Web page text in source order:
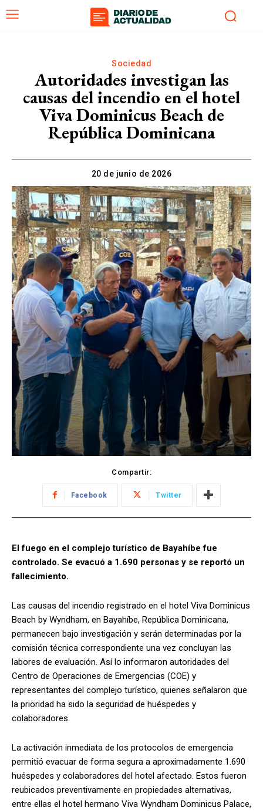
Sociedad
Autoridades investigan las
causas del incendio en el hotel
Viva Dominicus Beach de
República Dominicana
20 de junio de 2026
Compartir:
Facebook Twitter
El fuego en el complejo turístico de Bayahíbe fue
controlado. Se evacuó a 1.690 personas y se reportó un
fallecimiento.
Las causas del incendio registrado en el hotel Viva Dominicus
Beach by Wyndham, en Bayahíbe, República Dominicana,
permanecen bajo investigación y serán determinadas por la
comisión técnica correspondiente una vez concluyan las
labores de evaluación. Así lo informaron autoridades del
Centro de Operaciones de Emergencias (COE) y
representantes del complejo turístico, quienes señalaron que
la prioridad ha sido la seguridad de huéspedes y
colaboradores.
La activación inmediata de los protocolos de emergencia
permitió evacuar de forma segura a aproximadamente 1.690
huéspedes y colaboradores del hotel afectado. Estos fueron
reubicados preventivamente en propiedades alternativas,
entre ellas el hotel hermano Viva Wyndham Dominicus Palace,